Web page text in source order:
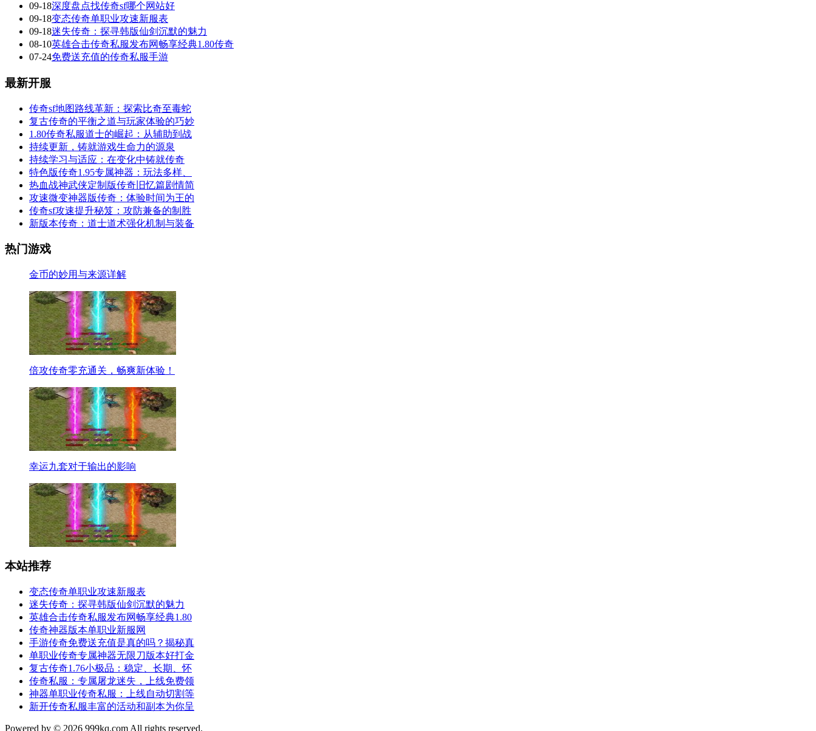
09-18深度盘点找传奇sf哪个网站好
09-18变态传奇单职业攻速新服表
09-18迷失传奇：探寻韩版仙剑沉默的魅力
08-10英雄合击传奇私服发布网畅享经典1.80传奇
07-24免费送充值的传奇私服手游
最新开服
传奇sf地图路线革新：探索比奇至毒蛇
复古传奇的平衡之道与玩家体验的巧妙
1.80传奇私服道士的崛起：从辅助到战
持续更新，铸就游戏生命力的源泉
持续学习与适应：在变化中铸就传奇
特色版传奇1.95专属神器：玩法多样、
热血战神武侠定制版传奇旧忆篇剧情简
攻速微变神器版传奇：体验时间为王的
传奇sf攻速提升秘笈：攻防兼备的制胜
新版本传奇：道士道术强化机制与装备
热门游戏
金币的妙用与来源详解
倍攻传奇零充通关，畅爽新体验！
幸运九套对于输出的影响
本站推荐
变态传奇单职业攻速新服表
迷失传奇：探寻韩版仙剑沉默的魅力
英雄合击传奇私服发布网畅享经典1.80
传奇神器版本单职业新服网
手游传奇免费送充值是真的吗？揭秘真
单职业传奇专属神器无限刀版本好打金
复古传奇1.76小极品：稳定、长期、怀
传奇私服：专属屠龙迷失，上线免费领
神器单职业传奇私服：上线自动切割等
新开传奇私服丰富的活动和副本为你呈
Powered by © 2026 999kq.com All rights reserved.